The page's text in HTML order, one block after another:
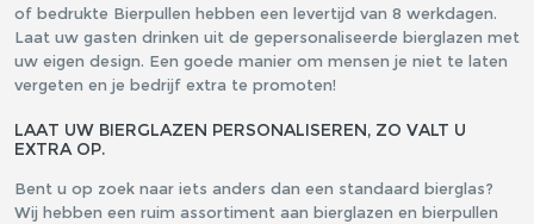
of bedrukte Bierpullen hebben een levertijd van 8 werkdagen.
Laat uw gasten drinken uit de gepersonaliseerde bierglazen met
uw eigen design. Een goede manier om mensen je niet te laten
vergeten en je bedrijf extra te promoten!
LAAT UW BIERGLAZEN PERSONALISEREN, ZO VALT U
EXTRA OP.
Bent u op zoek naar iets anders dan een standaard bierglas?
Wij hebben een ruim assortiment aan bierglazen en bierpullen